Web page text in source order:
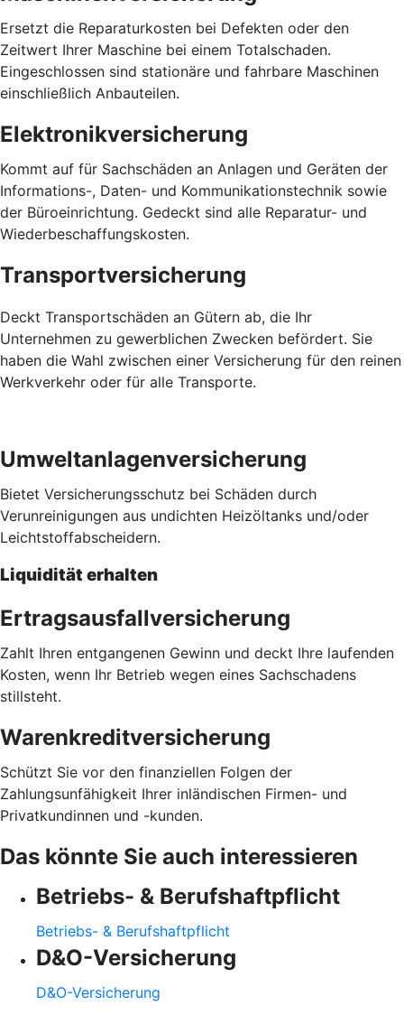
Ersetzt die Reparaturkosten bei Defekten oder den
Zeitwert Ihrer Maschine bei einem Totalschaden.
Eingeschlossen sind stationäre und fahrbare Maschinen
einschließlich Anbauteilen.
Elektronikversicherung
Kommt auf für Sachschäden an Anlagen und Geräten der
Informations-, Daten- und Kommunikationstechnik sowie
der Büroeinrichtung. Gedeckt sind alle Reparatur- und
Wiederbeschaffungskosten.
Transportversicherung
Deckt Transportschäden an Gütern ab, die Ihr
Unternehmen zu gewerblichen Zwecken befördert. Sie
haben die Wahl zwischen einer Versicherung für den reinen
Werkverkehr oder für alle Transporte.
Umweltanlagenversicherung
Bietet Versicherungsschutz bei Schäden durch
Verunreinigungen aus undichten Heizöltanks und/oder
Leichtstoffabscheidern.
Liquidität erhalten
Ertragsausfallversicherung
Zahlt Ihren entgangenen Gewinn und deckt Ihre laufenden
Kosten, wenn Ihr Betrieb wegen eines Sachschadens
stillsteht.
Warenkreditversicherung
Schützt Sie vor den finanziellen Folgen der
Zahlungsunfähigkeit Ihrer inländischen Firmen- und
Privatkundinnen und -kunden.
Das könnte Sie auch interessieren
Betriebs- & Berufshaftpflicht
Betriebs- & Berufshaftpflicht
D&O-Versicherung
D&O-Versicherung